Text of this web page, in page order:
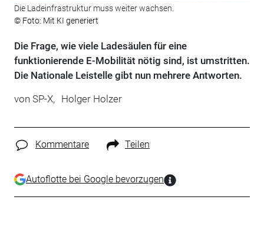
Die Ladeinfrastruktur muss weiter wachsen.
© Foto: Mit KI generiert
Die Frage, wie viele Ladesäulen für eine
funktionierende E-Mobilität nötig sind, ist umstritten.
Die Nationale Leistelle gibt nun mehrere Antworten.
von SP-X, Holger Holzer
Kommentare Teilen
Autoflotte bei Google bevorzugen